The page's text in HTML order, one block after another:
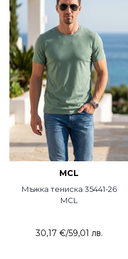
MCL
Мъжка тениска 35441-26
MCL
30,17 €/59,01 лв.